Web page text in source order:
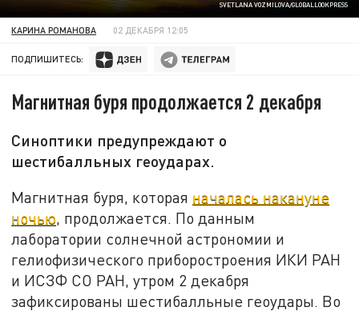
SVETLANA VOZMILOVA/GLOBALLOOKPRESS
КАРИНА РОМАНОВА 02 ДЕКАБРЯ 12:05
ПОДПИШИТЕСЬ:
Магнитная буря продолжается 2 декабря
Синоптики предупреждают о
шестибалльных геоударах.
Магнитная буря, которая началась накануне
ночью, продолжается. По данным
лаборатории солнечной астрономии и
гелиофизического приборостроения ИКИ РАН
и ИСЗФ СО РАН, утром 2 декабря
зафиксированы шестибалльные геоудары. Во